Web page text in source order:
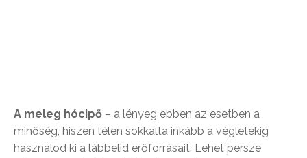
A meleg hócipő – a lényeg ebben az esetben a
minőség, hiszen télen sokkalta inkább a végletekig
használod ki a lábbelid erőforrásait. Lehet persze